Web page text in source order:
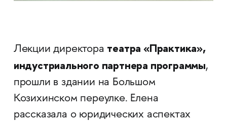
Лекции директора театра «Практика»,
индустриального партнера программы,
прошли в здании на Большом
Козихинском переулке. Елена
рассказала о юридических аспектах